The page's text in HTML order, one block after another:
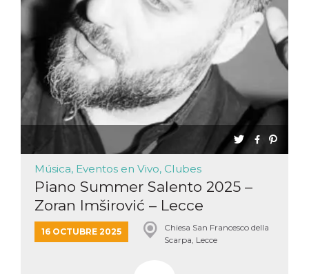
Música, Eventos en Vivo, Clubes
Piano Summer Salento 2025 –
Zoran Imširović – Lecce
16 OCTUBRE 2025
Chiesa San Francesco della
Scarpa, Lecce